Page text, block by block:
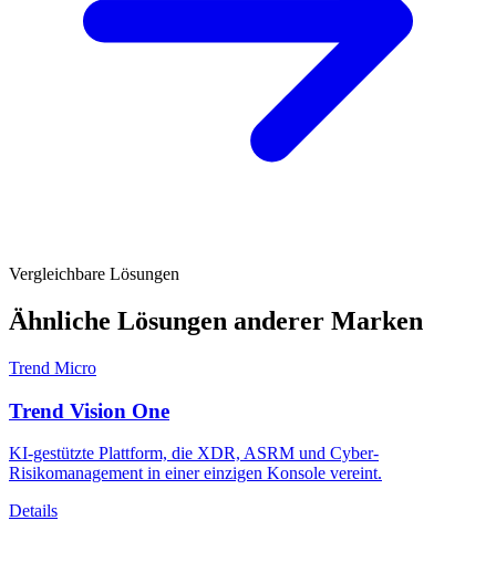
Vergleichbare Lösungen
Ähnliche Lösungen anderer Marken
Trend Micro
Trend Vision One
KI-gestützte Plattform, die XDR, ASRM und Cyber-
Risikomanagement in einer einzigen Konsole vereint.
Details